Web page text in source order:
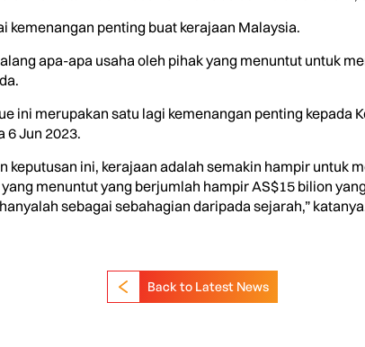
kemenangan penting buat kerajaan Malaysia.
apa-apa usaha oleh pihak yang menuntut untuk
ini merupakan satu lagi kemenangan penting kepada
6 Jun 2023.
keputusan ini, kerajaan adalah semakin hampir untuk
menuntut yang berjumlah hampir AS$15 bilion
sebagai sebahagian daripada sejarah,”
Back to Latest News